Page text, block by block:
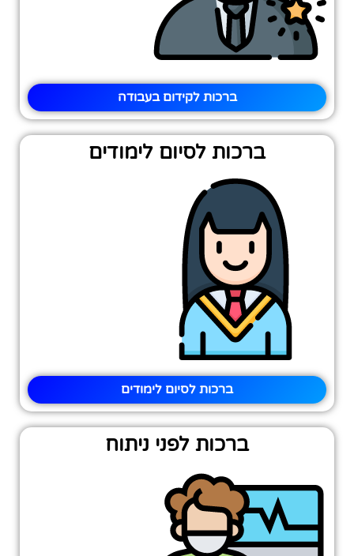
ברכות לקידום בעבודה
ברכות לסיום לימודים
ברכות לסיום לימודים
ברכות לפני ניתוח